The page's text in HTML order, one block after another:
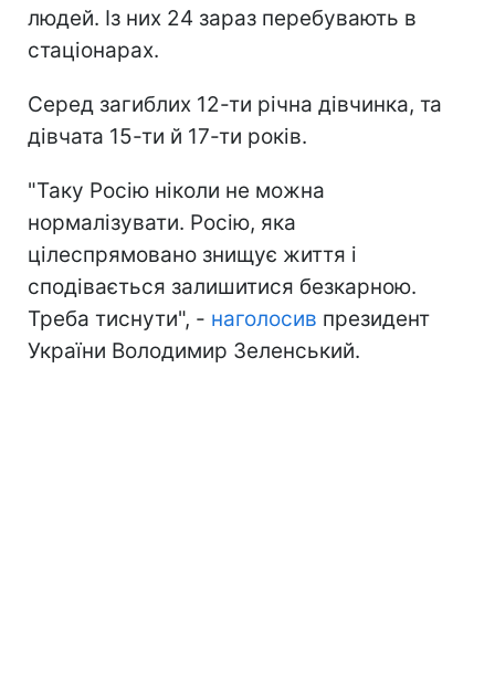
людей. Із них 24 зараз перебувають в
стаціонарах.
Серед загиблих 12-ти річна дівчинка, та
дівчата 15-ти й 17-ти років.
"Таку Росію ніколи не можна
нормалізувати. Росію, яка
цілеспрямовано знищує життя і
сподівається залишитися безкарною.
Треба тиснути", - наголосив президент
України Володимир Зеленський.